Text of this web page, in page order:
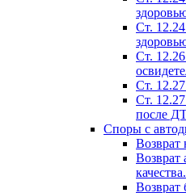
Ст.
Ст.
Ст.
Ст.
после
Споры с
Возврат
Возврат
качества.
Возврат